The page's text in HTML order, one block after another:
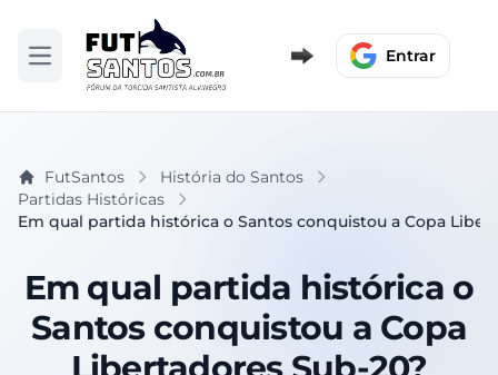
Abrir menu Entrar
FutSantos
História do Santos
Partidas Históricas
Em qual partida histórica o Santos conquistou a Copa
Em qual partida histórica o
Santos conquistou a Copa